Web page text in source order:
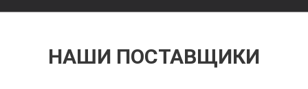
НАШИ ПОСТАВЩИКИ